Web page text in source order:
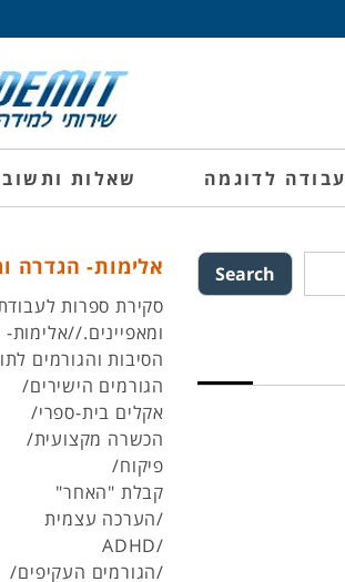
עבודה לדוגמה שאלות
אלימות- הגדרה
סקירת ספרות
ומאפיינים.//
הסיבות והגורמים
הגורמים הישירים/
אקלים בית-ספרי/
הכשרה מקצועית/
פיקוח/
קבלת "האחר"
/הערכה עצמית
/ADHD
/הגורמים העקיפים/
Search